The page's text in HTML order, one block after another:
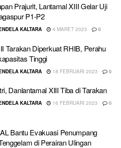
Prajurit, Lantamal XIII Gelar Uji
P1-P2
KALTARA 4 MARET 2023 0
Tarakan Diperkuat RHIB, Perahu
Tinggi
KALTARA 18 FEBRUARI 2023 0
Danlantamal XIII Tiba di Tarakan
KALTARA 16 FEBRUARI 2023 0
Bantu Evakuasi Penumpang
di Perairan Ulingan